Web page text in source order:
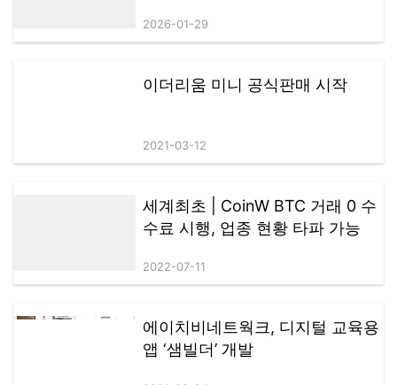
제: edgeX CONNECTS ALL시간: 9월 25일 19:30~23:00장소: Korean
Community Night, People the Terras Cheongdam링
Networking Party시간: 9월 26일 18:00~24:00장소: Avecque
적인 이벤트는 Ave.ai의 한국 시장 데뷔 무대일 뿐만 아니라, 탈중앙
화 거래소(DEX) 분야에서 밈코인 트레이딩 혁신을 보여주는 상징적인 사
업의 혁신과 성장을 이끌어왔다. 이번 한국 블록체인 위크를 통해 일련
의 활동과 혁신 대회를 선보이며, 강력한 자원 통합 능력과 시장 개척 역
량을 증명할 예정이다. 이는 향후 동아시아 시장에서의 성장에 강력한 원
2026-01-29
이더리움 미니 공식판매 시작
2021-03-12
세계최초 | CoinW BTC 거래 0 수
수료 시행, 업종 현황 타파 가능
2022-07-11
에이치비네트웍크, 디지털 교육용
앱 ‘샘빌더’ 개발